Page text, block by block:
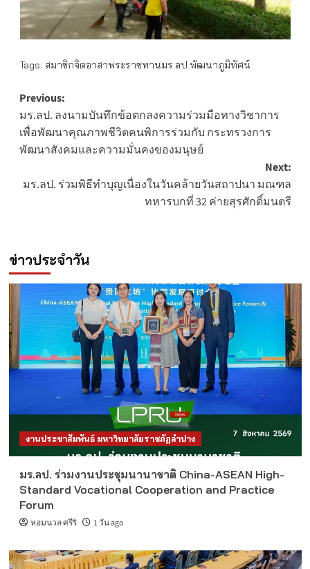
Tags: สมาชิกจิตอาสาพระราชทานมร.ลป.พัฒนาภูมิทัศน์
Post
navigation
Previous:
มร.ลป. ลงนามบันทึกข้อตกลงความร่วมมือทางวิชาการ
เพื่อพัฒนาคุณภาพชีวิตคนพิการร่วมกับ กระทรวงการ
พัฒนาสังคมและความมั่นคงของมนุษย์
Next:
มร.ลป. ร่วมพิธีทำบุญเนื่องในวันคล้ายวันสถาปนา มณฑล
ทหารบกที่ 32 ค่ายสุรศักดิ์มนตรี
ข่าวประจำวัน
งานประชาสัมพันธ์ มหาวิทยาลัยราชภัฏลำปาง
มร.ลป. ร่วมงานประชุมนานาชาติ China-ASEAN High-
Standard Vocational Cooperation and Practice
Forum
หอมนวล ศรีริ 1 วัน ago